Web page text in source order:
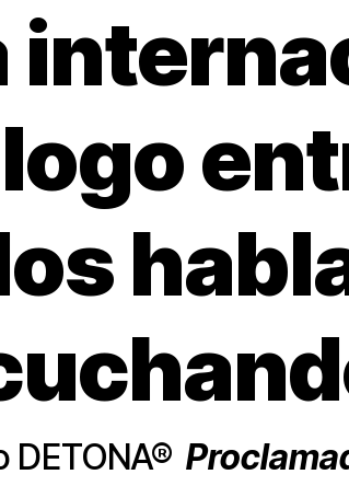
DETONA®